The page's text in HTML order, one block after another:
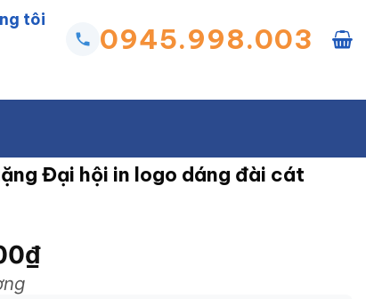
tôi
0945.998.003
Đại hội in logo dáng đài cát
₫